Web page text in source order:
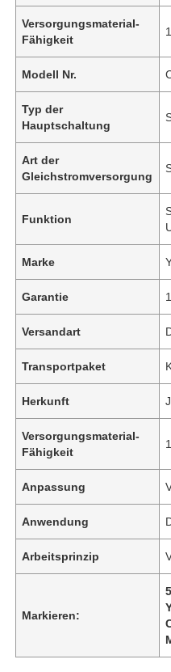
Versorgungsmaterial-
Fähigkeit
Modell Nr.
Typ der
Hauptschaltung
Art der
Gleichstromversorgung
Funktion
Marke
Garantie
Versandart
Transportpaket
Herkunft
Versorgungsmaterial-
Fähigkeit
Anpassung
Anwendung
Arbeitsprinzip
Markieren: